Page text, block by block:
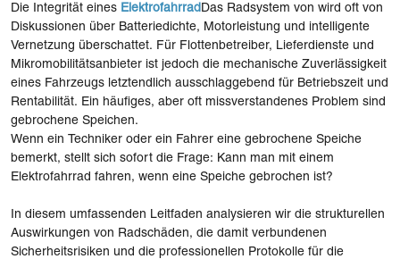
Die Integrität eines Elektrofahrrad Das Radsystem von wird oft von
Diskussionen über Batteriedichte, Motorleistung und intelligente
Vernetzung überschattet. Für Flottenbetreiber, Lieferdienste und
Mikromobilitätsanbieter ist jedoch die mechanische Zuverlässigkeit
eines Fahrzeugs letztendlich ausschlaggebend für Betriebszeit und
Rentabilität. Ein häufiges, aber oft missverstandenes Problem sind
gebrochene Speichen.
Wenn ein Techniker oder ein Fahrer eine gebrochene Speiche
bemerkt, stellt sich sofort die Frage: Kann man mit einem
Elektrofahrrad fahren, wenn eine Speiche gebrochen ist?
In diesem umfassenden Leitfaden analysieren wir die strukturellen
Auswirkungen von Radschäden, die damit verbundenen
Sicherheitsrisiken und die professionellen Protokolle für die